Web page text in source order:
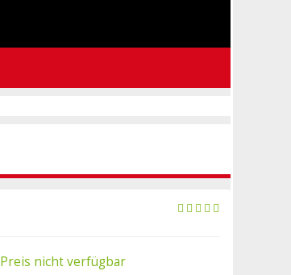
Preis nicht verfügbar